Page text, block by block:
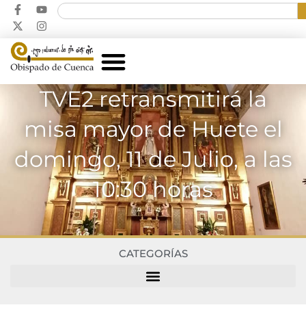
TVE2 retransmitirá la
misa mayor de Huete el
domingo, 11 de Julio, a las
10:30 horas
CATEGORÍAS